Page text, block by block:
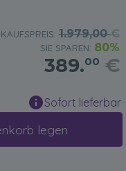
1.979,00€
SIE SPAREN: 80%
389.00 €
Sofort lieferbar
legen